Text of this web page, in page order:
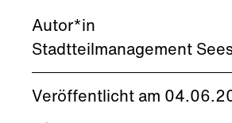
Autor*in
Stadtteilmanagement
Veröffentlicht am